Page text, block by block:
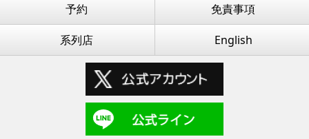
予約 免責事項
系列店 English